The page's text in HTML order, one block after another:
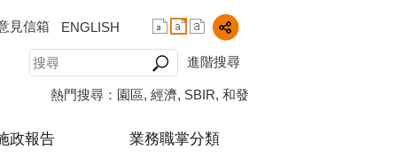
見信箱 ENGLISH
進階搜尋
熱門搜尋： 園區 經濟 SBIR 和發
政報告 業務職掌分類